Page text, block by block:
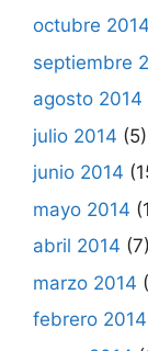
octubre 2014
septiembre
agosto 2014
julio 2014 (5)
junio 2014
mayo 2014
abril 2014 (7)
marzo 2014
febrero 2014